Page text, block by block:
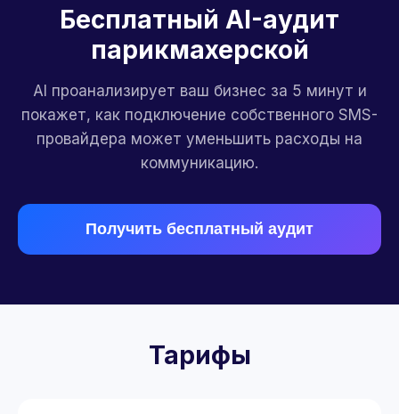
Бесплатный AI-аудит
парикмахерской
AI проанализирует ваш бизнес за 5 минут и
покажет, как подключение собственного SMS-
провайдера может уменьшить расходы на
коммуникацию.
Получить бесплатный аудит
Тарифы